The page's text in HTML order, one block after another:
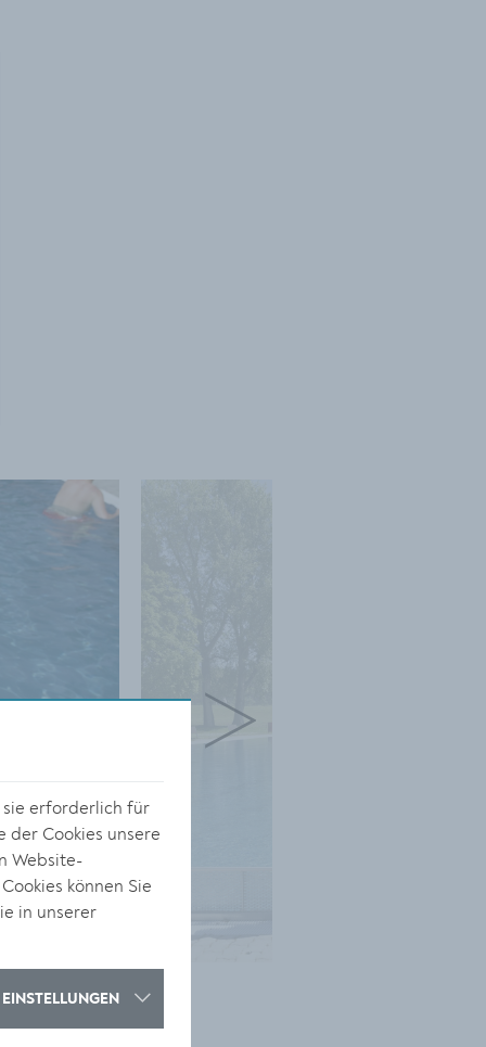
sie erforderlich für
Cookies unsere
Website-
können Sie
in unserer
EINSTELLUNGEN